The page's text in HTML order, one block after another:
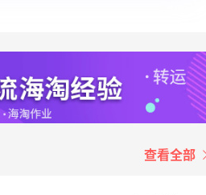
查看全部
Columbia Sportswear：夏季大促！哥伦
比亚运动热卖
低至6折